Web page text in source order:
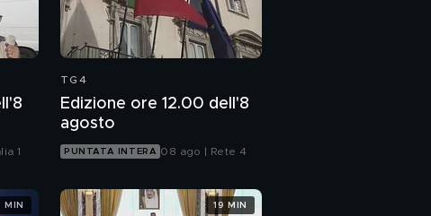
1
TG4
Edizione ore 12.00 dell'8
agosto
PUNTATA INTERA 08 ago | Rete 4
MIN 19 MIN